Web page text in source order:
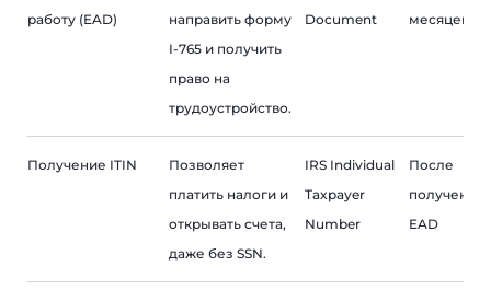
работу (EAD)
направить форму
I-765 и получить
право на
трудоустройство.
Document
месяцев
Получение ITIN
Позволяет
платить налоги и
открывать счета,
даже без SSN.
IRS Individual
Taxpayer
Number
После
получения
EAD